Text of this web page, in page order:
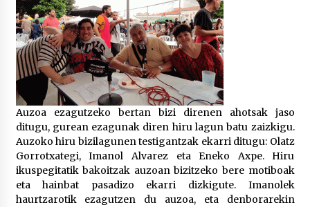
2026/07/03
MUSIBLA #297: Bide, Boards Of Canada, Somak,
Tiga, Twisted Teens, Underscores, Habia
2026/07/02
Auzoa ezagutzeko bertan bizi direnen ahotsak jaso
ditugu, gurean ezagunak diren hiru lagun batu zaizkigu.
Auzoko hiru bizilagunen testigantzak ekarri ditugu: Olatz
Gorrotxategi, Imanol Alvarez eta Eneko Axpe. Hiru
ikuspegitatik bakoitzak auzoan bizitzeko bere motiboak
eta hainbat pasadizo ekarri dizkigute. Imanolek
haurtzarotik ezagutzen du auzoa, eta denborarekin